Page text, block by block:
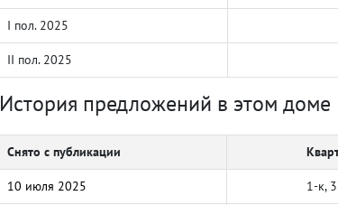
I пол. 2025
II пол. 2025
История предложений в этом доме
Снято с публикации
10 июля 2025 1-к,